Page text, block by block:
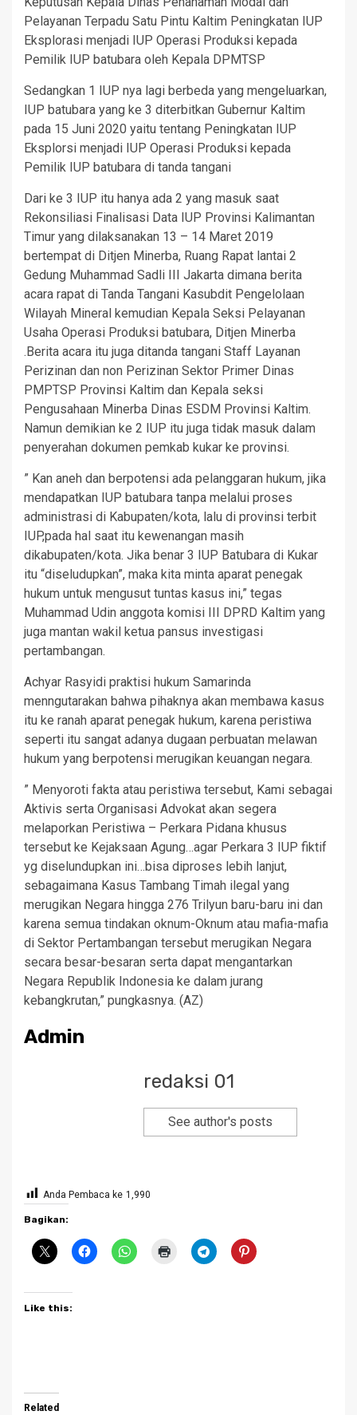
Pelayanan Terpadu Satu Pintu Kaltim Peningkatan IUP
Eksplorasi menjadi IUP Operasi Produksi kepada
Pemilik IUP batubara oleh Kepala DPMTSP
Sedangkan 1 IUP nya lagi berbeda yang mengeluarkan,
IUP batubara yang ke 3 diterbitkan Gubernur Kaltim
pada 15 Juni 2020 yaitu tentang Peningkatan IUP
Eksplorsi menjadi IUP Operasi Produksi kepada
Pemilik IUP batubara di tanda tangani
Dari ke 3 IUP itu hanya ada 2 yang masuk saat
Rekonsiliasi Finalisasi Data IUP Provinsi Kalimantan
Timur yang dilaksanakan 13 – 14 Maret 2019
bertempat di Ditjen Minerba, Ruang Rapat lantai 2
Gedung Muhammad Sadli III Jakarta dimana berita
acara rapat di Tanda Tangani Kasubdit Pengelolaan
Wilayah Mineral kemudian Kepala Seksi Pelayanan
Usaha Operasi Produksi batubara, Ditjen Minerba
.Berita acara itu juga ditanda tangani Staff Layanan
Perizinan dan non Perizinan Sektor Primer Dinas
PMPTSP Provinsi Kaltim dan Kepala seksi
Pengusahaan Minerba Dinas ESDM Provinsi Kaltim.
Namun demikian ke 2 IUP itu juga tidak masuk dalam
penyerahan dokumen pemkab kukar ke provinsi.
” Kan aneh dan berpotensi ada pelanggaran hukum, jika
mendapatkan IUP batubara tanpa melalui proses
administrasi di Kabupaten/kota, lalu di provinsi terbit
IUP,pada hal saat itu kewenangan masih
dikabupaten/kota. Jika benar 3 IUP Batubara di Kukar
itu “diseludupkan”, maka kita minta aparat penegak
hukum untuk mengusut tuntas kasus ini,” tegas
Muhammad Udin anggota komisi III DPRD Kaltim yang
juga mantan wakil ketua pansus investigasi
pertambangan.
Achyar Rasyidi praktisi hukum Samarinda
menngutarakan bahwa pihaknya akan membawa kasus
itu ke ranah aparat penegak hukum, karena peristiwa
seperti itu sangat adanya dugaan perbuatan melawan
hukum yang berpotensi merugikan keuangan negara.
” Menyoroti fakta atau peristiwa tersebut, Kami sebagai
Aktivis serta Organisasi Advokat akan segera
melaporkan Peristiwa – Perkara Pidana khusus
tersebut ke Kejaksaan Agung…agar Perkara 3 IUP fiktif
yg diselundupkan ini…bisa diproses lebih lanjut,
sebagaimana Kasus Tambang Timah ilegal yang
merugikan Negara hingga 276 Trilyun baru-baru ini dan
karena semua tindakan oknum-Oknum atau mafia-mafia
di Sektor Pertambangan tersebut merugikan Negara
secara besar-besaran serta dapat mengantarkan
Negara Republik Indonesia ke dalam jurang
kebangkrutan,” pungkasnya. (AZ)
Admin
redaksi 01
See author's posts
Anda Pembaca ke 1,990
Bagikan:
Like this:
Related